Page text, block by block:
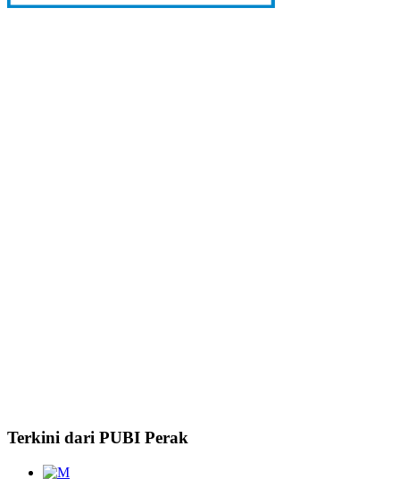
Terkini dari PUBI Perak